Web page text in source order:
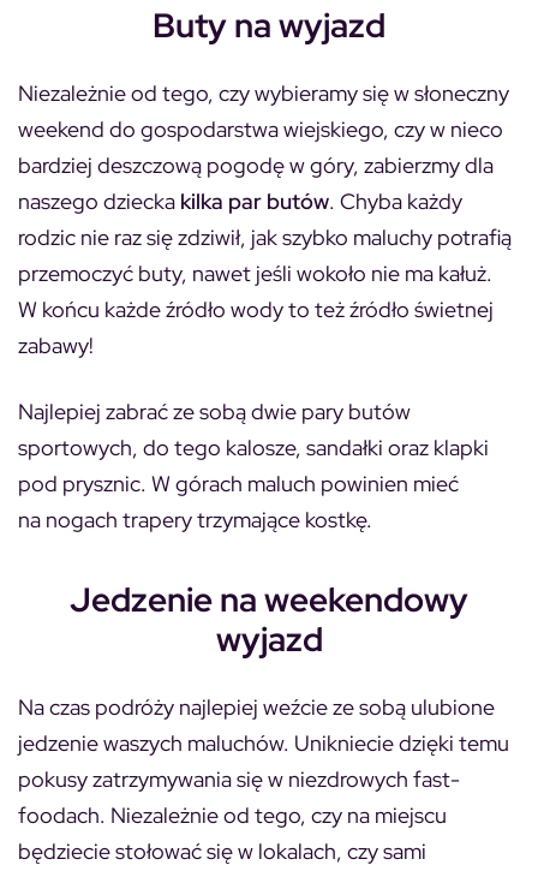
Buty na wyjazd
Niezależnie od tego, czy wybieramy się w słoneczny
weekend do gospodarstwa wiejskiego, czy w nieco
bardziej deszczową pogodę w góry, zabierzmy dla
naszego dziecka kilka par butów. Chyba każdy
rodzic nie raz się zdziwił, jak szybko maluchy potrafią
przemoczyć buty, nawet jeśli wokoło nie ma kałuż.
W końcu każde źródło wody to też źródło świetnej
zabawy!
Najlepiej zabrać ze sobą dwie pary butów
sportowych, do tego kalosze, sandałki oraz klapki
pod prysznic. W górach maluch powinien mieć
na nogach trapery trzymające kostkę.
Jedzenie na weekendowy
wyjazd
Na czas podróży najlepiej weźcie ze sobą ulubione
jedzenie waszych maluchów. Unikniecie dzięki temu
pokusy zatrzymywania się w niezdrowych fast-
foodach. Niezależnie od tego, czy na miejscu
będziecie stołować się w lokalach, czy sami